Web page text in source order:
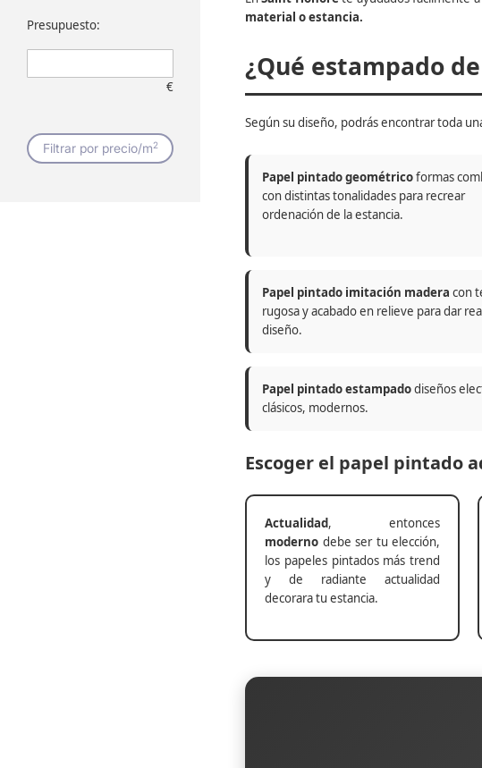
material o estancia.
¿Qué estampado
Según su diseño, podrás encontrar toda
Papel pintado geométricoformas
con distintas tonalidades para recrear
ordenación de la estancia.
Papel pintado imitación madera con
rugosa y acabado en relieve para dar
diseño.
Papel pintado estampadodiseños
clásicos, modernos.
Escoger el papel pintado
Actualidad, entonces
moderno debe ser tu elección,
los papeles pintados más trend
y de radiante actualidad
decorara tu estancia.
Presupuesto:
€
Filtrar por precio/m2